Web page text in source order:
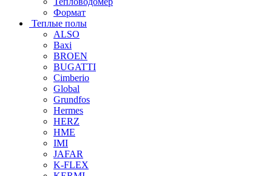
Формат
Теплые полы
ALSO
Baxi
BROEN
BUGATTI
Cimberio
Global
Grundfos
Hermes
HERZ
HME
IMI
JAFAR
K-FLEX